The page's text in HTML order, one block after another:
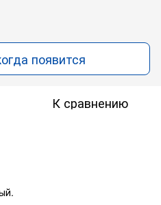
появится
К сравнению